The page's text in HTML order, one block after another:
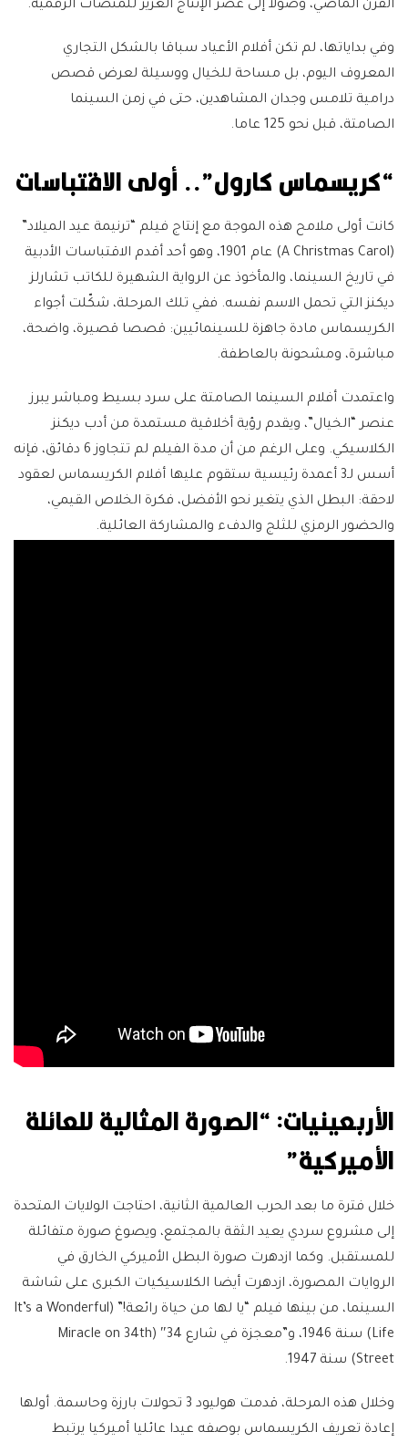
القرن الماضي، وصولا إلى عصر الإنتاج الغزير للمنصات الرقمية.
وفي بداياتها، لم تكن أفلام الأعياد سباقا بالشكل التجاري
المعروف اليوم، بل مساحة للخيال ووسيلة لعرض قصص
درامية تلامس وجدان المشاهدين، حتى في زمن السينما
الصامتة، قبل نحو 125 عاما.
“كريسماس كارول”.. أولى الاقتباسات
كانت أولى ملامح هذه الموجة مع إنتاج فيلم “ترنيمة عيد الميلاد”
(A Christmas Carol) عام 1901، وهو أحد أقدم الاقتباسات الأدبية
في تاريخ السينما، والمأخوذ عن الرواية الشهيرة للكاتب تشارلز
ديكنز التي تحمل الاسم نفسه. ففي تلك المرحلة، شكّلت أجواء
الكريسماس مادة جاهزة للسينمائيين: قصصا قصيرة، واضحة،
مباشرة، ومشحونة بالعاطفة.
واعتمدت أفلام السينما الصامتة على سرد بسيط ومباشر يبرز
عنصر “الخيال”، ويقدم رؤية أخلاقية مستمدة من أدب ديكنز
الكلاسيكي. وعلى الرغم من أن مدة الفيلم لم تتجاوز 6 دقائق، فإنه
أسس لـ3 أعمدة رئيسية ستقوم عليها أفلام الكريسماس لعقود
لاحقة: البطل الذي يتغير نحو الأفضل، فكرة الخلاص القيمي،
والحضور الرمزي للثلج والدفء والمشاركة العائلية.
الأربعينيات: “الصورة المثالية للعائلة
الأميركية”
خلال فترة ما بعد الحرب العالمية الثانية، احتاجت الولايات المتحدة
إلى مشروع سردي يعيد الثقة بالمجتمع، ويصوغ صورة متفائلة
للمستقبل. وكما ازدهرت صورة البطل الأميركي الخارق في
الروايات المصورة، ازدهرت أيضا الكلاسيكيات الكبرى على شاشة
السينما، من بينها فيلم “يا لها من حياة رائعة!” (It’s a Wonderful
Life) سنة 1946، و”معجزة في شارع 34″ (Miracle on 34th
Street) سنة 1947.
وخلال هذه المرحلة، قدمت هوليود 3 تحولات بارزة وحاسمة. أولها
إعادة تعريف الكريسماس بوصفه عيدا عائليا أميركيا يرتبط